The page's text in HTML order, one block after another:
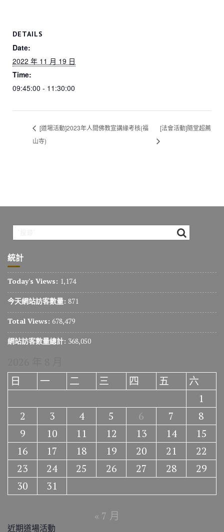
o
k
DETAILS
Date:
2022 年 11 月 19 日
Time:
09:45:00 - 11:30:00
[道場活動]2023年人間佛教宣講緣考核(福
山寺)
[法會活動]隨堂超薦
統計
Today's Views: 1,174
今天網站訪客數量: 871
Total Views: 678,479
網站訪客數量總計: 368,050
日
一 二 三 四 五
六
1
2
3 4 5 6 7
8
9
10 11 12 13 14
15
16
17 18 19 20 21
22
23
24 25 26 27 28
29
30
31
« 7 月
近期道場活動